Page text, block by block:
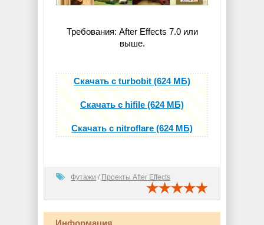
Требования: After Effects 7.0 или
выше.
Скачать с turbobit (624 МБ)
Скачать с hifile (624 МБ)
Скачать с nitroflare (624 МБ)
Футажи / Проекты After Effects
Информация